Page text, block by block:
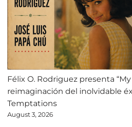
Félix O. Rodriguez presenta
reimaginación del inolvidable
Temptations
August 3, 2026